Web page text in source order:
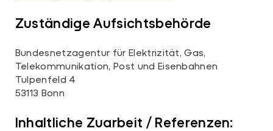
Zuständige Aufsichtsbehörde
Bundesnetzagentur für Elektrizität, Gas,
Telekommunikation, Post und Eisenbahnen
Tulpenfeld 4
53113 Bonn
Inhaltliche Zuarbeit / Referenzen: